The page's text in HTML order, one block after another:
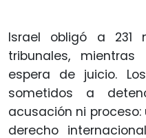
Israel obligó a 231
tribunales,
espera de juicio.
sometidos a
acusación ni
derecho